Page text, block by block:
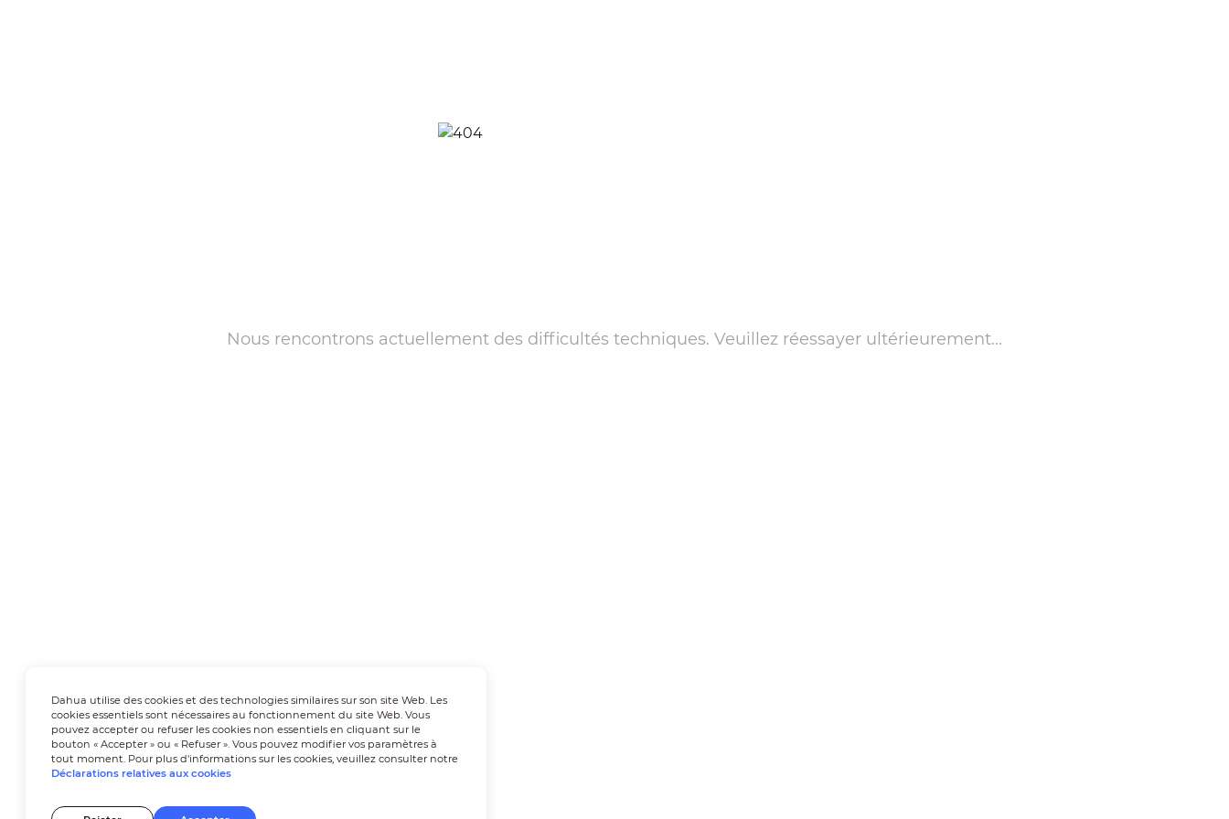
Nous rencontrons actuellement des difficultés techniques. Veuillez réessayer ultérieurement...
Dahua utilise des cookies et des technologies similaires sur son site Web. Les
cookies essentiels sont nécessaires au fonctionnement du site Web. Vous
pouvez accepter ou refuser les cookies non essentiels en cliquant sur le
bouton « Accepter » ou « Refuser ». Vous pouvez modifier vos paramètres à
tout moment. Pour plus d'informations sur les cookies, veuillez consulter notre
Déclarations relatives aux cookies